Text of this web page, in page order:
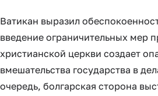
Ватикан выразил
введение ограничительных мер
христианской церкви создает
вмешательства государства в
очередь, болгарская сторона